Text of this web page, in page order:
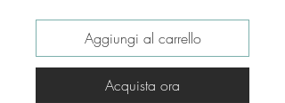
Aggiungi al carrello
Acquista ora